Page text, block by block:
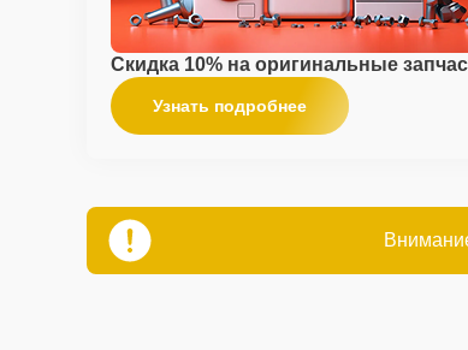
Скидка 10% на оригинальные
Узнать подробнее